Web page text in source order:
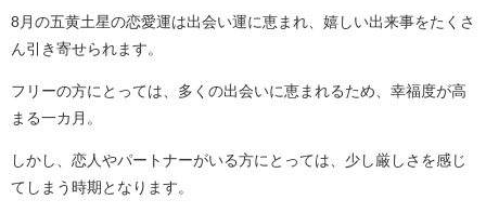
8月の五黄土星の恋愛運は出会い運に恵まれ、嬉しい出来事をたくさ
ん引き寄せられます。
フリーの方にとっては、多くの出会いに恵まれるため、幸福度が高
まる一カ月。
しかし、恋人やパートナーがいる方にとっては、少し厳しさを感じ
てしまう時期となります。